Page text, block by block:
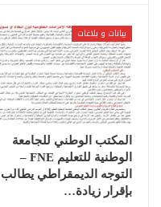
بيانات و بلاغات
المكتب الوطني للجامعة
الوطنية للتعليم ‏FNE‏ –
التوجه الديمقراطي يطالب
بإقرار ‏زيادة…